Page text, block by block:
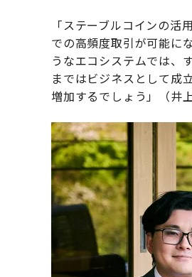
「ステーブルコインの
での高頻度取引が可能に
うなエコシステムでは、
まではビジネスとして成
増加するでしょう」（井上